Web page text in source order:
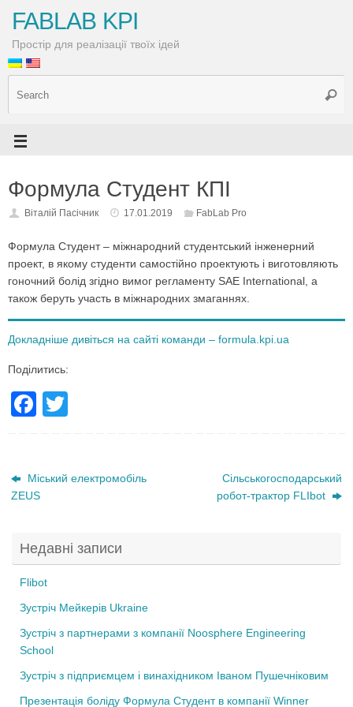
FABLAB KPI
Простір для реалізації твоїх ідей
Формула Студент КПІ
Віталій Пасічник 17.01.2019 FabLab Pro
Формула Студент – міжнародний студентський інженерний
проект, в якому студенти самостійно проектують і виготовляють
гоночний болід згідно вимог регламенту SAE International, а
також беруть участь в міжнародних змаганнях.
Докладніше дивіться на сайті команди – formula.kpi.ua
Поділитись:
F
e
b
o
k
er
Міський електромобіль
ZEUS
Сільськогосподарський
робот-трактор FLIbot
Недавні записи
Flibot
Зустріч Мейкерів Ukraine
Зустріч з партнерами з компанії Noosphere Engineering
School
Зустріч з підприємцем і винахідником Іваном Пушечніковим
Презентація боліду Формула Студент в компанії Winner